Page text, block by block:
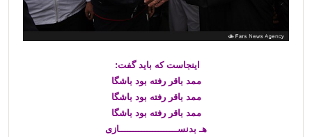
اینجاست که باید گفت:
ممد باقر رفته بود باشگا
ممد باقر رفته بود باشگا
ممد باقر رفته بود باشگا
هـ بدنســـــــــــــــــــــازی